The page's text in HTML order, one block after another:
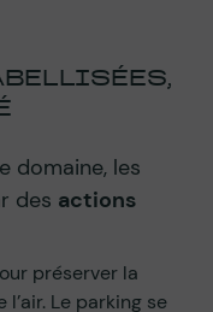
domaine, les
des actions
préserver la
Le parking se